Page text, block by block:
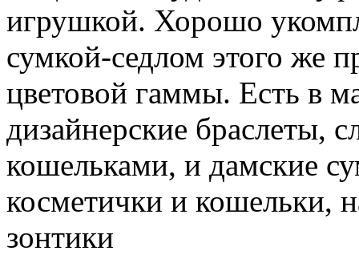
игрушкой. Хорошо
сумкой-седлом этого же
цветовой гаммы. Есть в
дизайнерские браслеты,
кошельками, и дамские
косметички и кошельки,
зонтики